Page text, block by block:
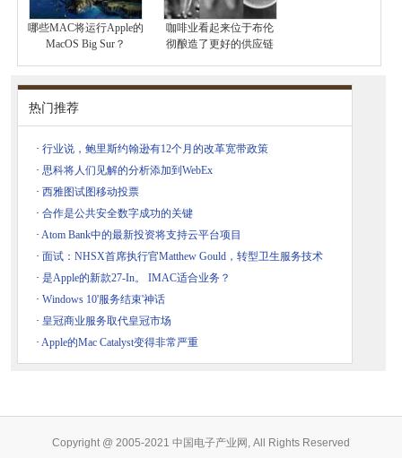
哪些MAC将运行Apple的
MacOS Big Sur？
咖啡业看起来位于布伦
彻酿造了更好的供应链
热门推荐
· 行业说，鲍里斯约翰逊有12个月的改革宽带政策
· 思科将人们见解的分析添加到WebEx
· 西雅图试图移动投票
· 合作是公共安全数字成功的关键
· Atom Bank中的最新投资将支持云平台项目
· 面试：NHSX首席执行官Matthew Gould，转型卫生服务技术
· 是Apple的新款27-In。 IMAC适合业务？
· Windows 10'服务结束'神话
· 皇冠商业服务取代皇冠市场
· Apple的Mac Catalyst变得非常严重
Copyright @ 2005-2021 中国电子产业网, All Rights Reserved